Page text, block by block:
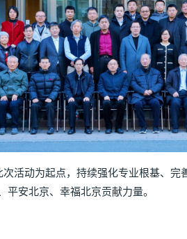
活动为起点，持续强化专业根基、完
平安北京、幸福北京贡献力量。